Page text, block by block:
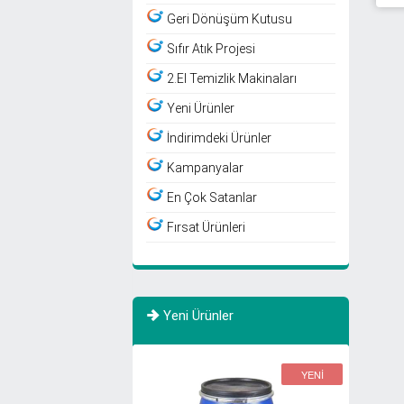
Geri Dönüşüm Kutusu
Sıfır Atık Projesi
2.El Temizlik Makinaları
Yeni Ürünler
İndirimdeki Ürünler
Kampanyalar
En Çok Satanlar
Fırsat Ürünleri
Yeni Ürünler
YENİ